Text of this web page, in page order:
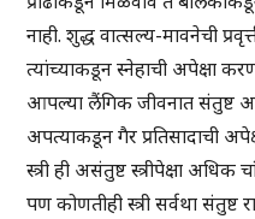
नाही. शुद्ध वात्सल्य-मावनेची
त्यांच्याकडून स्नेहाची अपेक्षा
आपल्या लैंगिक जीवनात
अपत्याकडून गैर प्रतिसादाची
स्त्री ही असंतुष्ट स्त्रीपेक्षा
पण कोणतीही स्त्री सर्वथा